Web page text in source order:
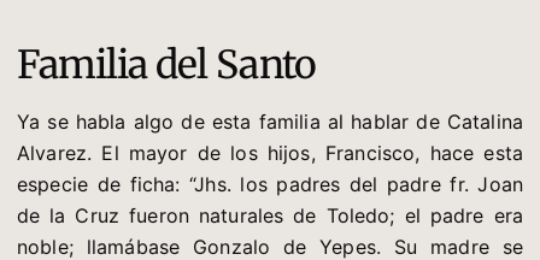
Familia del Santo
Ya se habla algo de esta familia al hablar de Catalina
Alvarez. El mayor de los hijos, Francisco, hace esta
especie de ficha: “Jhs. los padres del padre fr. Joan
de la Cruz fueron naturales de Toledo; el padre era
noble; llamábase Gonzalo de Yepes. Su madre se